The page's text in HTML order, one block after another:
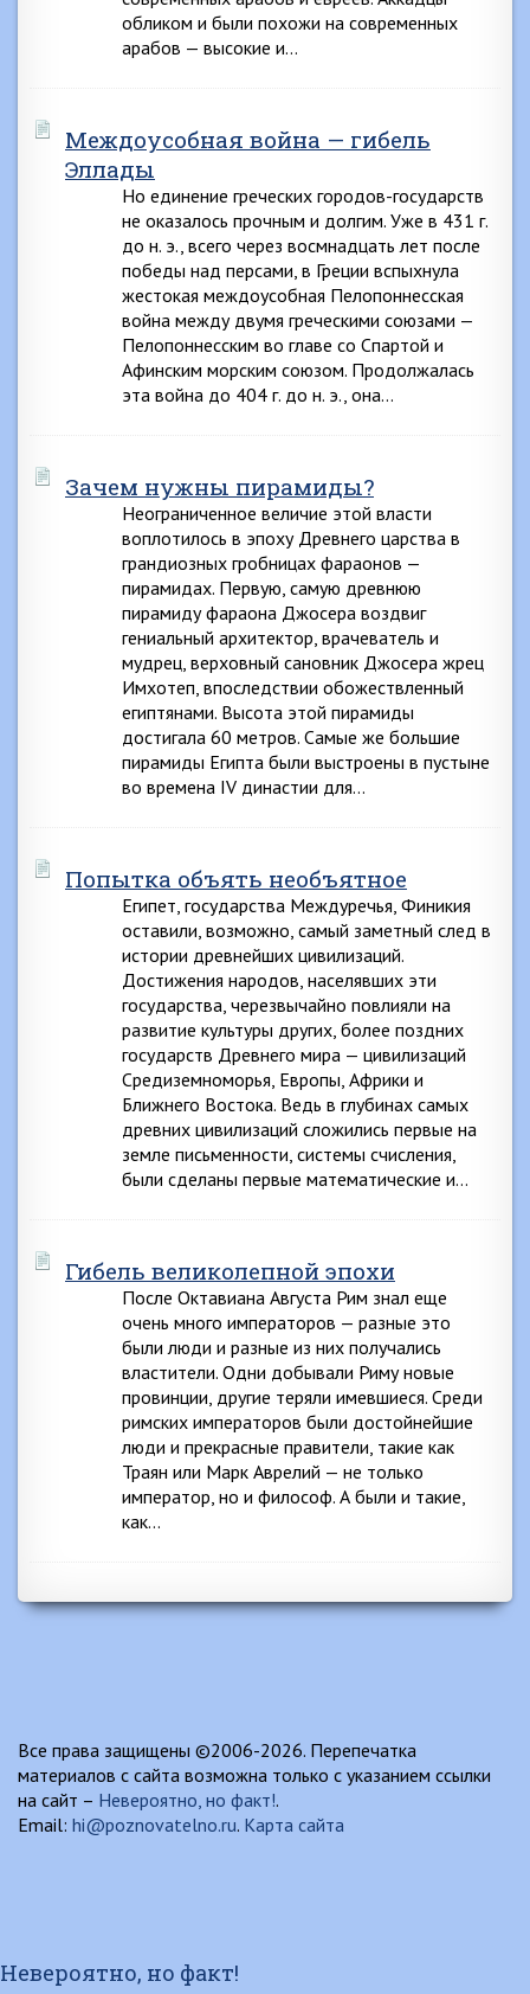
обликом и были похожи на современных
арабов — высокие и…
Междоусобная война — гибель
Эллады
Но единение греческих городов-государств
не оказалось прочным и долгим. Уже в 431 г.
до н. э., всего через восмнадцать лет после
победы над персами, в Греции вспыхнула
жестокая междоусобная Пелопоннесская
война между двумя греческими союзами —
Пелопоннесским во главе со Спартой и
Афинским морским союзом. Продолжалась
эта война до 404 г. до н. э., она…
Зачем нужны пирамиды?
Неограниченное величие этой власти
воплотилось в эпоху Древнего царства в
грандиозных гробницах фараонов —
пирамидах. Первую, самую древнюю
пирамиду фараона Джосера воздвиг
гениальный архитектор, врачеватель и
мудрец, верховный сановник Джосера жрец
Имхотеп, впоследствии обожествленный
египтянами. Высота этой пирамиды
достигала 60 метров. Самые же большие
пирамиды Египта были выстроены в пустыне
во времена IV династии для…
Попытка объять необъятное
Египет, государства Междуречья, Финикия
оставили, возможно, самый заметный след в
истории древнейших цивилизаций.
Достижения народов, населявших эти
государства, черезвычайно повлияли на
развитие культуры других, более поздних
государств Древнего мира — цивилизаций
Средиземноморья, Европы, Африки и
Ближнего Востока. Ведь в глубинах самых
древних цивилизаций сложились первые на
земле письменности, системы счисления,
были сделаны первые математические и…
Гибель великолепной эпохи
После Октавиана Августа Рим знал еще
очень много императоров — разные это
были люди и разные из них получались
властители. Одни добывали Риму новые
провинции, другие теряли имевшиеся. Среди
римских императоров были достойнейшие
люди и прекрасные правители, такие как
Траян или Марк Аврелий — не только
император, но и философ. А были и такие,
как…
Все права защищены ©2006-2026. Перепечатка
материалов с сайта возможна только с указанием ссылки
на сайт – Невероятно, но факт!.
Email: hi@poznovatelno.ru. Карта сайта
Невероятно, но факт!